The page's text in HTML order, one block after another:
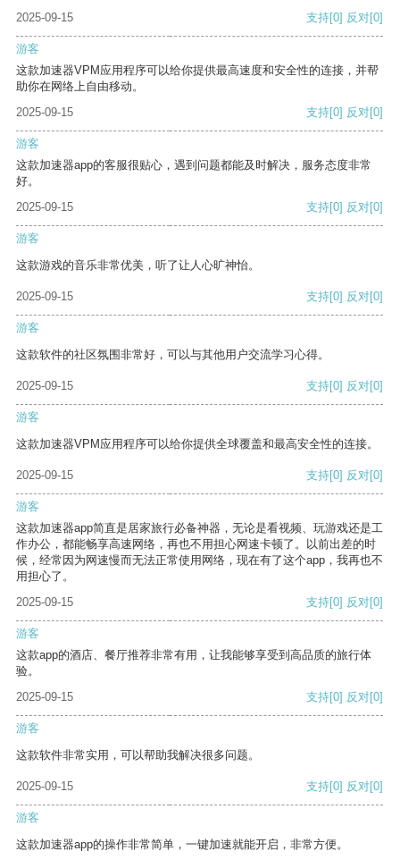
2025-09-15
支持[0] 反对[0]
游客
这款加速器VPM应用程序可以给你提供最高速度和安全性的连接，并帮
助你在网络上自由移动。
2025-09-15
支持[0] 反对[0]
游客
这款加速器app的客服很贴心，遇到问题都能及时解决，服务态度非常
好。
2025-09-15
支持[0] 反对[0]
游客
这款游戏的音乐非常优美，听了让人心旷神怡。
2025-09-15 支持[0] 反对[0]
游客
这款软件的社区氛围非常好，可以与其他用户交流学习心得。
2025-09-15 支持[0] 反对[0]
游客
这款加速器VPM应用程序可以给你提供全球覆盖和最高安全性的连接。
2025-09-15 支持[0] 反对[0]
游客
这款加速器app简直是居家旅行必备神器，无论是看视频、玩游戏还是工
作办公，都能畅享高速网络，再也不用担心网速卡顿了。以前出差的时
候，经常因为网速慢而无法正常使用网络，现在有了这个app，我再也不
用担心了。
2025-09-15
支持[0] 反对[0]
游客
这款app的酒店、餐厅推荐非常有用，让我能够享受到高品质的旅行体
验。
2025-09-15
支持[0] 反对[0]
游客
这款软件非常实用，可以帮助我解决很多问题。
2025-09-15 支持[0] 反对[0]
游客
这款加速器app的操作非常简单，一键加速就能开启，非常方便。